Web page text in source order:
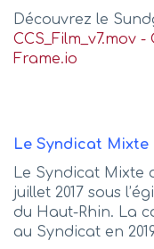
Découvrez le
CCS_Film_v7.mov
Frame.io
Le Syndicat Mixte
Le Syndicat Mixte
juillet 2017 sous
du Haut-Rhin. La
au Syndicat en